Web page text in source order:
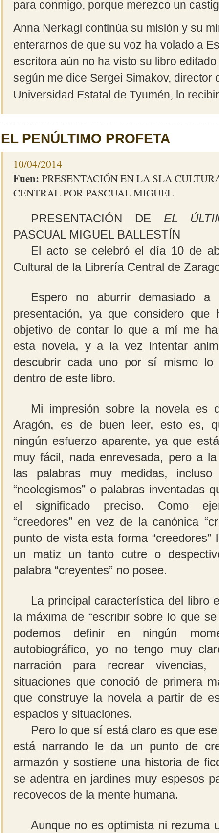
para conmigo, porque merezco un
Anna Nerkagi continúa su misión y su
enterarnos de que su voz ha volado a
escritora aún no ha visto su libro
según me dice Sergei Simakov, director
Universidad Estatal de Tyumén, lo
EL PENÚLTIMO PROFETA
10/04/2014
Fuen: PRESENTACIÓN EN LA SLA
CENTRAL POR PASCUAL MIGUEL
PRESENTACIÓN DE EL
PASCUAL MIGUEL BALLESTÍN
El acto se celebró el día 10 de
Cultural de la Librería Central de
Espero no aburrir demasiado
presentación, ya que considero
objetivo de contar lo que a mí me
esta novela, y a la vez intentar
descubrir cada uno por sí mismo lo
dentro de este libro.
Mi impresión sobre la novela es
Aragón, es de buen leer, esto es,
ningún esfuerzo aparente, ya que
muy fácil, nada enrevesada, pero a
las palabras muy medidas, incluso
“neologismos” o palabras inventadas
el significado preciso. Como
“creedores” en vez de la canónica
punto de vista esta forma
un matiz un tanto cutre o
palabra “creyentes” no posee.
La principal característica del libro
la máxima de “escribir sobre lo que
podemos definir en ningún
autobiográfico, yo no tengo muy
narración para recrear vivencias,
situaciones que conoció de primera
que construye la novela a partir de
espacios y situaciones.
Pero lo que sí está claro es que
está narrando le da un punto de
armazón y sostiene una historia de
se adentra en jardines muy espesos
recovecos de la mente humana.
Aunque no es optimista ni rezuma